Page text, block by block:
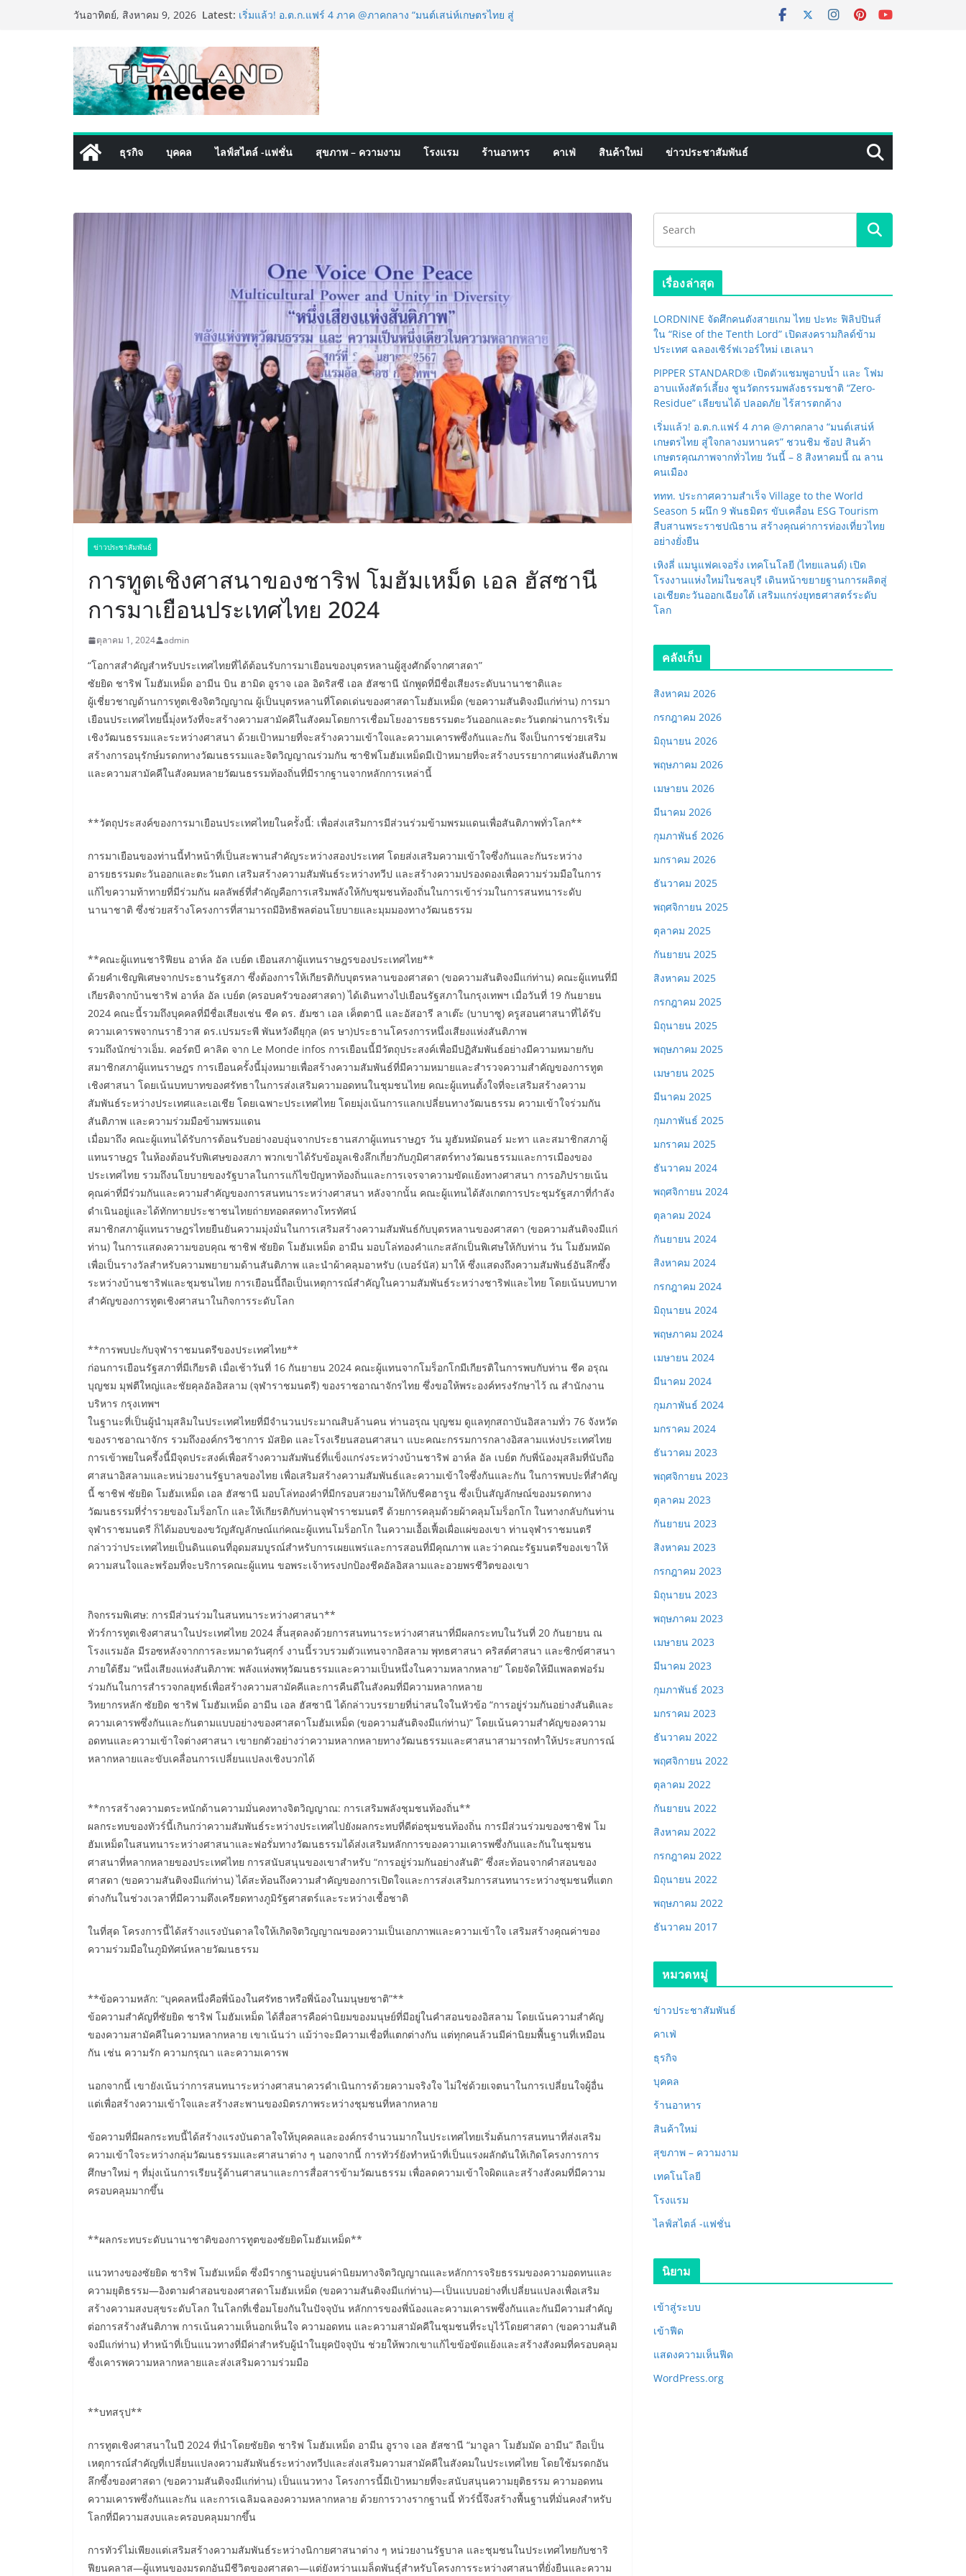
วันอาทิตย์, สิงหาคม 9, 2026 Latest: เริ่มแล้ว! อ.ต.ก.แฟร์ 4 ภาค @ภาคกลาง “มนต์เสน่ห์เกษตรไทย สู่
ททท. ประกาศความสำเร็จ Village to the World Season 5 ผนึก 9
พันธมิตร ขับเคลื่อน ESG Tourism สืบสานพระราชปณิธาน สร้าง
คุณค่าการท่องเที่ยวไทยอย่างยั่งยืน
เหิงลี่ แมนูแฟคเจอริ่ง เทคโนโลยี (ไทยแลนด์) เปิดโรงงานแห่งใหม่
ในชลบุรี เดินหน้าขยายฐานการผลิตสู่เอเชียตะวันออกเฉียงใต้
เสริมแกร่งยุทธศาสตร์ระดับโลก
LORDNINE จัดศึกคนดังสายเกม ไทย ปะทะ ฟิลิปปินส์ ใน “Rise of
the Tenth Lord” เปิดสงครามกิลด์ข้ามประเทศ ฉลองเซิร์ฟเวอร์
ใหม่ เฮเลนา
ปลอดภัย ไร้สารตกค้าง
ธุรกิจ บุคคล ไลฟ์สไตล์ -แฟชั่น สุขภาพ – ความงาม โรงแรม ร้านอาหาร คาเฟ่ สินค้าใหม่ ข่าวประชาสัมพันธ์
ข่าวประชาสัมพันธ์
การทูตเชิงศาสนาของชาริฟ โมฮัมเหม็ด เอล ฮัสซานี
การมาเยือนประเทศไทย 2024
ตุลาคม 1, 2024 admin
“โอกาสสำคัญสำหรับประเทศไทยที่ได้ต้อนรับการมาเยือนของบุตรหลานผู้สูงศักดิ์จากศาสดา”
ซัยยิด ชาริฟ โมฮัมเหม็ด อามีน บิน ฮามิด อูราจ เอล อิดริสซี เอล ฮัสซานี นักพูดที่มีชื่อเสียงระดับนานาชาติและ
ผู้เชี่ยวชาญด้านการทูตเชิงจิตวิญญาณ ผู้เป็นบุตรหลานที่โดดเด่นของศาสดาโมฮัมเหม็ด (ขอความสันติจงมีแก่ท่าน) การมา
เยือนประเทศไทยนี้มุ่งหวังที่จะสร้างความสามัคคีในสังคมโดยการเชื่อมโยงอารยธรรมตะวันออกและตะวันตกผ่านการริเริ่ม
เชิงวัฒนธรรมและระหว่างศาสนา ด้วยเป้าหมายที่จะสร้างความเข้าใจและความเคารพซึ่งกันและกัน จึงเป็นการช่วยเสริม
สร้างการอนุรักษ์มรดกทางวัฒนธรรมและจิตวิญญาณร่วมกัน ซาชิฟโมฮัมเหม็ดมีเป้าหมายที่จะสร้างบรรยากาศแห่งสันติภาพ
และความสามัคคีในสังคมหลายวัฒนธรรมท้องถิ่นที่มีรากฐานจากหลักการเหล่านี้
**วัตถุประสงค์ของการมาเยือนประเทศไทยในครัังนี้: เพื่อส่งเสริมการมีส่วนร่วมข้ามพรมแดนเพื่อสันติภาพทั่วโลก**
การมาเยือนของท่านนี้ทำหน้าที่เป็นสะพานสำคัญระหว่างสองประเทศ โดยส่งเสริมความเข้าใจซึ่งกันและกันระหว่าง
อารยธรรมตะวันออกและตะวันตก เสริมสร้างความสัมพันธ์ระหว่างทวีป และสร้างความปรองดองเพื่อความร่วมมือในการ
แก้ไขความท้าทายที่มีร่วมกัน ผลลัพธ์ที่สำคัญคือการเสริมพลังให้กับชุมชนท้องถิ่นในการเข้าร่วมในการสนทนาระดับ
นานาชาติ ซึ่งช่วยสร้างโครงการที่สามารถมีอิทธิพลต่อนโยบายและมุมมองทางวัฒนธรรม
**คณะผู้แทนชาริฟียน อาห์ล อัล เบย์ต เยือนสภาผู้แทนราษฎรของประเทศไทย**
ด้วยคำเชิญพิเศษจากประธานรัฐสภา ซึ่งต้องการให้เกียรติกับบุตรหลานของศาสดา (ขอความสันติจงมีแก่ท่าน) คณะผู้แทนที่มี
เกียรติจากบ้านชาริฟ อาห์ล อัล เบย์ต (ครอบครัวของศาสดา) ได้เดินทางไปเยือนรัฐสภาในกรุงเทพฯ เมื่อวันที่ 19 กันยายน
2024 คณะนี้รวมถึงบุคคลที่มีชื่อเสียงเช่น ชีค ดร. ฮัมซา เอล เค็ตตานี และอัสอารี ลาเต๊ะ (บาบาซู) ครูสอนศาสนาที่ได้รับ
ความเคารพจากนราธิวาส ดร.เปรมระพี พันหวังดียุกุล (ดร ษา)ประธานโครงการหนึ่งเสียงแห่งสันติภาพ
รวมถึงนักข่าวเอ็ม. คอร์ตบี คาลิด จาก Le Monde infos การเยือนนี้มีวัตถุประสงค์เพื่อมีปฏิสัมพันธ์อย่างมีความหมายกับ
สมาชิกสภาผู้แทนราษฎร การเยือนครั้งนี้มุ่งหมายเพื่อสร้างความสัมพันธ์ที่มีความหมายและสำรวจความสำคัญของการทูต
เชิงศาสนา โดยเน้นบทบาทของศรัทธาในการส่งเสริมความอดทนในชุมชนไทย คณะผู้แทนตั้งใจที่จะเสริมสร้างความ
สัมพันธ์ระหว่างประเทศและเอเชีย โดยเฉพาะประเทศไทย โดยมุ่งเน้นการแลกเปลี่ยนทางวัฒนธรรม ความเข้าใจร่วมกัน
สันติภาพ และความร่วมมือข้ามพรมแดน
เมื่อมาถึง คณะผู้แทนได้รับการต้อนรับอย่างอบอุ่นจากประธานสภาผู้แทนราษฎร วัน มูฮัมหมัดนอร์ มะทา และสมาชิกสภาผู้
แทนราษฎร ในห้องต้อนรับพิเศษของสภา พวกเขาได้รับข้อมูลเชิงลึกเกี่ยวกับภูมิศาสตร์ทางวัฒนธรรมและการเมืองของ
ประเทศไทย รวมถึงนโยบายของรัฐบาลในการแก้ไขปัญหาท้องถิ่นและการเจรจาความขัดแย้งทางศาสนา การอภิปรายเน้น
คุณค่าที่มีร่วมกันและความสำคัญของการสนทนาระหว่างศาสนา หลังจากนั้น คณะผู้แทนได้สังเกตการประชุมรัฐสภาที่กำลัง
ดำเนินอยู่และได้ทักทายประชาชนไทยถ่ายทอดสดทางโทรทัศน์
สมาชิกสภาผู้แทนราษฎรไทยยืนยันความมุ่งมั่นในการเสริมสร้างความสัมพันธ์กับบุตรหลานของศาสดา (ขอความสันติจงมีแก่
ท่าน) ในการแสดงความขอบคุณ ซาชิฟ ซัยยิด โมฮัมเหม็ด อามีน มอบโล่ทองคำแกะสลักเป็นพิเศษให้กับท่าน วัน โมฮัมหมัด
เพื่อเป็นรางวัลสำหรับความพยายามด้านสันติภาพ และนำผ้าคลุมอาหรับ (เบอร์นัส) มาให้ ซึ่งแสดงถึงความสัมพันธ์อันลึกซึ้ง
ระหว่างบ้านชาริฟและชุมชนไทย การเยือนนี้ถือเป็นเหตุการณ์สำคัญในความสัมพันธ์ระหว่างชาริฟและไทย โดยเน้นบทบาท
สำคัญของการทูตเชิงศาสนาในกิจการระดับโลก
**การพบปะกับจุฬาราชมนตรีของประเทศไทย**
ก่อนการเยือนรัฐสภาที่มีเกียรติ เมื่อเช้าวันที่ 16 กันยายน 2024 คณะผู้แทนจากโมร็อกโกมีเกียรติในการพบกับท่าน ชีค อรุณ
บุญชม มุฟตีใหญ่และชัยคุลอัลอิสลาม (จุฬาราชมนตรี) ของราชอาณาจักรไทย ซึ่งขอให้พระองค์ทรงรักษาไว้ ณ สำนักงาน
บริหาร กรุงเทพฯ
ในฐานะที่เป็นผู้นำมุสลิมในประเทศไทยที่มีจำนวนประมาณสิบล้านคน ท่านอรุณ บุญชม ดูแลทุกสถาบันอิสลามทั่ว 76 จังหวัด
ของราชอาณาจักร รวมถึงองค์กรวิชาการ มัสยิด และโรงเรียนสอนศาสนา แบะคณะกรรมการกลางอิสลามแห่งประเทศไทย
การเข้าพยในครี้งนี้มีจุดประสงค์เพื่อสร้างความสัมพันธ์ที่แข็งแกร่งระหว่างบ้านชาริฟ อาห์ล อัล เบย์ต กับพี่น้องมุสลิมที่นับถือ
ศาสนาอิสลามและหน่วยงานรัฐบาลของไทย เพื่อเสริมสร้างความสัมพันธ์และความเข้าใจซึ่งกันและกัน ในการพบปะที่สำคัญ
นี้ ซาชิฟ ซัยยิด โมฮัมเหม็ด เอล ฮัสซานี มอบโล่ทองคำที่มีกรอบสวยงามให้กับชีคฮารูน ซึ่งเป็นสัญลักษณ์ของมรดกทาง
วัฒนธรรมที่ร่ำรวยของโมร็อกโก และให้เกียรติกับท่านจุฬาราชมนตรี ด้วยการคลุมด้วยผ้าคลุมโมร็อกโก ในทางกลับกันท่าน
จุฬาราชมนตรี ก็ได้มอบของขวัญสัญลักษณ์แก่คณะผู้แทนโมร็อกโก ในความเอื้อเฟื้อเผื่อแผ่ของเขา ท่านจุฬาราชมนตรี
กล่าวว่าประเทศไทยเป็นดินแดนที่อุดมสมบูรณ์สำหรับการเผยแพร่และการสอนที่มีคุณภาพ และว่าคณะรัฐมนตรีของเขาให้
ความสนใจและพร้อมที่จะบริการคณะผู้แทน ขอพระเจ้าทรงปกป้องชีคอัลอิสลามและอวยพรชีวิตของเขา
กิจกรรมพิเศษ: การมีส่วนร่วมในสนทนาระหว่างศาสนา**
ทัวร์การทูตเชิงศาสนาในประเทศไทย 2024 สิ้นสุดลงด้วยการสนทนาระหว่างศาสนาที่มีผลกระทบในวันที่ 20 กันยายน ณ
โรงแรมอัล มีรอซหลังจากการละหมาดวันศุกร์ งานนี้รวบรวมตัวแทนจากอิสลาม พุทธศาสนา คริสต์ศาสนา และซิกข์ศาสนา
ภายใต้ธีม “หนึ่งเสียงแห่งสันติภาพ: พลังแห่งพหุวัฒนธรรมและความเป็นหนึ่งในความหลากหลาย” โดยจัดให้มีแพลตฟอร์ม
ร่วมกันในการสำรวจกลยุทธ์เพื่อสร้างความสามัคคีและการคืนดีในสังคมที่มีความหลากหลาย
วิทยากรหลัก ซัยยิด ชาริฟ โมฮัมเหม็ด อามีน เอล ฮัสซานี ได้กล่าวบรรยายที่น่าสนใจในหัวข้อ “การอยู่ร่วมกันอย่างสันติและ
ความเคารพซึ่งกันและกันตามแบบอย่างของศาสดาโมฮัมเหม็ด (ขอความสันติจงมีแก่ท่าน)” โดยเน้นความสำคัญของความ
อดทนและความเข้าใจต่างศาสนา เขายกตัวอย่างว่าความหลากหลายทางวัฒนธรรมและศาสนาสามารถทำให้ประสบการณ์
หลากหลายและขับเคลื่อนการเปลี่ยนแปลงเชิงบวกได้
**การสร้างความตระหนักด้านความมั่นคงทางจิตวิญญาณ: การเสริมพลังชุมชนท้องถิ่น**
ผลกระทบของทัวร์นี้เกินกว่าความสัมพันธ์ระหว่างประเทศไปยังผลกระทบที่ดีต่อชุมชนท้องถิ่น การมีส่วนร่วมของซาชิฟ โม
ฮัมเหม็ดในสนทนาระหว่างศาสนาและฟอรั่มทางวัฒนธรรมได้ส่งเสริมหลักการของความเคารพซึ่งกันและกันในชุมชน
ศาสนาที่หลากหลายของประเทศไทย การสนับสนุนของเขาสำหรับ “การอยู่ร่วมกันอย่างสันติ” ซึ่งสะท้อนจากคำสอนของ
ศาสดา (ขอความสันติจงมีแก่ท่าน) ได้สะท้อนถึงความสำคัญของการเปิดใจและการส่งเสริมการสนทนาระหว่างชุมชนที่แตก
ต่างกันในช่วงเวลาที่มีความตึงเครียดทางภูมิรัฐศาสตร์และระหว่างเชื้อชาติ
ในที่สุด โครงการนี้ได้สร้างแรงบันดาลใจให้เกิดจิตวิญญาณของความเป็นเอกภาพและความเข้าใจ เสริมสร้างคุณค่าของ
ความร่วมมือในภูมิทัศน์หลายวัฒนธรรม
**ข้อความหลัก: “บุคคลหนึ่งคือพี่น้องในศรัทธาหรือพี่น้องในมนุษยชาติ”**
ข้อความสำคัญที่ซัยยิด ชาริฟ โมฮัมเหม็ด ได้สื่อสารคือค่านิยมของมนุษย์ที่มีอยู่ในคำสอนของอิสลาม โดยเน้นความสำคัญ
ของความสามัคคีในความหลากหลาย เขาเน้นว่า แม้ว่าจะมีความเชื่อที่แตกต่างกัน แต่ทุกคนล้วนมีค่านิยมพื้นฐานที่เหมือน
กัน เช่น ความรัก ความกรุณา และความเคารพ
นอกจากนี้ เขายังเน้นว่าการสนทนาระหว่างศาสนาควรดำเนินการด้วยความจริงใจ ไม่ใช่ด้วยเจตนาในการเปลี่ยนใจผู้อื่น
แต่เพื่อสร้างความเข้าใจและสร้างสะพานของมิตรภาพระหว่างชุมชนที่หลากหลาย
ข้อความที่มีผลกระทบนี้ได้สร้างแรงบันดาลใจให้บุคคลและองค์กรจำนวนมากในประเทศไทยเริ่มต้นการสนทนาที่ส่งเสริม
ความเข้าใจระหว่างกลุ่มวัฒนธรรมและศาสนาต่าง ๆ นอกจากนี้ การทัวร์ยังทำหน้าที่เป็นแรงผลักดันให้เกิดโครงการการ
ศึกษาใหม่ ๆ ที่มุ่งเน้นการเรียนรู้ด้านศาสนาและการสื่อสารข้ามวัฒนธรรม เพื่อลดความเข้าใจผิดและสร้างสังคมที่มีความ
ครอบคลุมมากขึ้น
**ผลกระทบระดับนานาชาติของการทูตของซัยยิดโมฮัมเหม็ด**
แนวทางของซัยยิด ชาริฟ โมฮัมเหม็ด ซึ่งมีรากฐานอยู่บนค่านิยมทางจิตวิญญาณและหลักการจริยธรรมของความอดทนและ
ความยุติธรรม—อิงตามคำสอนของศาสดาโมฮัมเหม็ด (ขอความสันติจงมีแก่ท่าน)—เป็นแบบอย่างที่เปลี่ยนแปลงเพื่อเสริม
สร้างความสงบสุขระดับโลก ในโลกที่เชื่อมโยงกันในปัจจุบัน หลักการของพี่น้องและความเคารพซึ่งกันและกันมีความสำคัญ
ต่อการสร้างสันติภาพ การเน้นความเห็นอกเห็นใจ ความอดทน และความสามัคคีในชุมชนที่ระบุไว้โดยศาสดา (ขอความสันติ
จงมีแก่ท่าน) ทำหน้าที่เป็นแนวทางที่มีค่าสำหรับผู้นำในยุคปัจจุบัน ช่วยให้พวกเขาแก้ไขข้อขัดแย้งและสร้างสังคมที่ครอบคลุม
ซึ่งเคารพความหลากหลายและส่งเสริมความร่วมมือ
**บทสรุป**
การทูตเชิงศาสนาในปี 2024 ที่นำโดยซัยยิด ชาริฟ โมฮัมเหม็ด อามีน อูราจ เอล ฮัสซานี “มาอูลา โมฮัมมัด อามีน” ถือเป็น
เหตุการณ์สำคัญที่เปลี่ยนแปลงความสัมพันธ์ระหว่างทวีปและส่งเสริมความสามัคคีในสังคมในประเทศไทย โดยใช้มรดกอัน
ลึกซึ้งของศาสดา (ขอความสันติจงมีแก่ท่าน) เป็นแนวทาง โครงการนี้มีเป้าหมายที่จะสนับสนุนความยุติธรรม ความอดทน
ความเคารพซึ่งกันและกัน และการเฉลิมฉลองความหลากหลาย ด้วยการวางรากฐานนี้ ทัวร์นี้จึงสร้างพื้นฐานที่มั่นคงสำหรับ
โลกที่มีความสงบและครอบคลุมมากขึ้น
การทัวร์ไม่เพียงแต่เสริมสร้างความสัมพันธ์ระหว่างนิกายศาสนาต่าง ๆ หน่วยงานรัฐบาล และชุมชนในประเทศไทยกับชาริ
ฟียนคลาส—ผู้แทนของมรดกอันมีชีวิตของศาสดา—แต่ยังหว่านเมล็ดพันธุ์สำหรับโครงการระหว่างศาสนาที่ยั่งยืนและความ
เรื่องล่าสุด
LORDNINE จัดศึกคนดังสายเกม ไทย ปะทะ ฟิลิปปินส์
ใน “Rise of the Tenth Lord” เปิดสงครามกิลด์ข้าม
ประเทศ ฉลองเซิร์ฟเวอร์ใหม่ เฮเลนา
PIPPER STANDARD® เปิดตัวแชมพูอาบน้ำ และ โฟม
อาบแห้งสัตว์เลี้ยง ชูนวัตกรรมพลังธรรมชาติ “Zero-
Residue” เลียขนได้ ปลอดภัย ไร้สารตกค้าง
เริ่มแล้ว! อ.ต.ก.แฟร์ 4 ภาค @ภาคกลาง “มนต์เสน่ห์
เกษตรไทย สู่ใจกลางมหานคร” ชวนชิม ช้อป สินค้า
เกษตรคุณภาพจากทั่วไทย วันนี้ – 8 สิงหาคมนี้ ณ ลาน
คนเมือง
ททท. ประกาศความสำเร็จ Village to the World
Season 5 ผนึก 9 พันธมิตร ขับเคลื่อน ESG Tourism
สืบสานพระราชปณิธาน สร้างคุณค่าการท่องเที่ยวไทย
อย่างยั่งยืน
เหิงลี่ แมนูแฟคเจอริ่ง เทคโนโลยี (ไทยแลนด์) เปิด
โรงงานแห่งใหม่ในชลบุรี เดินหน้าขยายฐานการผลิตสู่
เอเชียตะวันออกเฉียงใต้ เสริมแกร่งยุทธศาสตร์ระดับ
โลก
คลังเก็บ
สิงหาคม 2026
กรกฎาคม 2026
มิถุนายน 2026
พฤษภาคม 2026
เมษายน 2026
มีนาคม 2026
กุมภาพันธ์ 2026
มกราคม 2026
ธันวาคม 2025
พฤศจิกายน 2025
ตุลาคม 2025
กันยายน 2025
สิงหาคม 2025
กรกฎาคม 2025
มิถุนายน 2025
พฤษภาคม 2025
เมษายน 2025
มีนาคม 2025
กุมภาพันธ์ 2025
มกราคม 2025
ธันวาคม 2024
พฤศจิกายน 2024
ตุลาคม 2024
กันยายน 2024
สิงหาคม 2024
กรกฎาคม 2024
มิถุนายน 2024
พฤษภาคม 2024
เมษายน 2024
มีนาคม 2024
กุมภาพันธ์ 2024
มกราคม 2024
ธันวาคม 2023
พฤศจิกายน 2023
ตุลาคม 2023
กันยายน 2023
สิงหาคม 2023
กรกฎาคม 2023
มิถุนายน 2023
พฤษภาคม 2023
เมษายน 2023
มีนาคม 2023
กุมภาพันธ์ 2023
มกราคม 2023
ธันวาคม 2022
พฤศจิกายน 2022
ตุลาคม 2022
กันยายน 2022
สิงหาคม 2022
กรกฎาคม 2022
มิถุนายน 2022
พฤษภาคม 2022
ธันวาคม 2017
หมวดหมู่
ข่าวประชาสัมพันธ์
คาเฟ่
ธุรกิจ
บุคคล
ร้านอาหาร
สินค้าใหม่
สุขภาพ – ความงาม
เทคโนโลยี
โรงแรม
ไลฟ์สไตล์ -แฟชั่น
นิยาม
เข้าสู่ระบบ
เข้าฟีด
แสดงความเห็นฟีด
WordPress.org